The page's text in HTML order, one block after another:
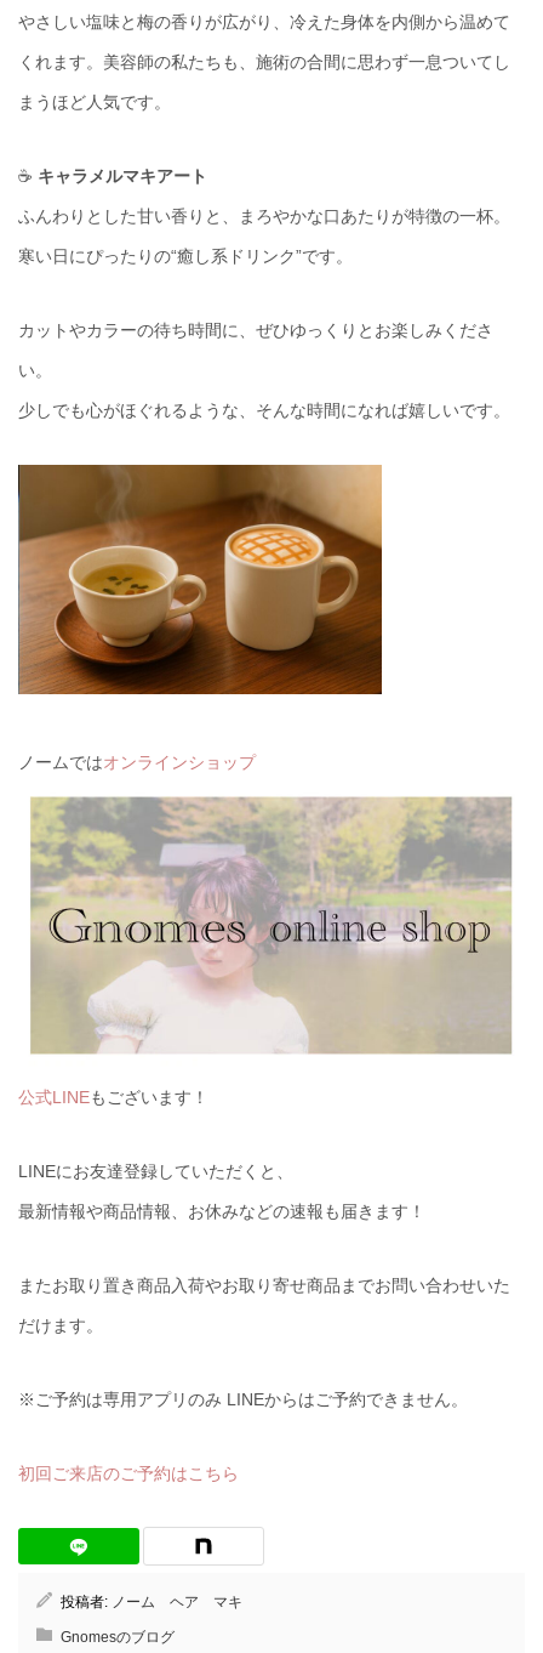
やさしい塩味と梅の香りが広がり、冷えた身体を内側から温めて
くれます。美容師の私たちも、施術の合間に思わず一息ついてし
まうほど人気です。
☕️ キャラメルマキアート
ふんわりとした甘い香りと、まろやかな口あたりが特徴の一杯。
寒い日にぴったりの“癒し系ドリンク”です。
カットやカラーの待ち時間に、ぜひゆっくりとお楽しみくださ
い。
少しでも心がほぐれるような、そんな時間になれば嬉しいです。
ノームではオンラインショップ
公式LINEもございます！
LINEにお友達登録していただくと、
最新情報や商品情報、お休みなどの速報も届きます！
またお取り置き商品入荷やお取り寄せ商品までお問い合わせいた
だけます。
※ご予約は専用アプリのみ LINEからはご予約できません。
初回ご来店のご予約はこちら
投稿者: ノーム ヘア マキ
Gnomesのブログ